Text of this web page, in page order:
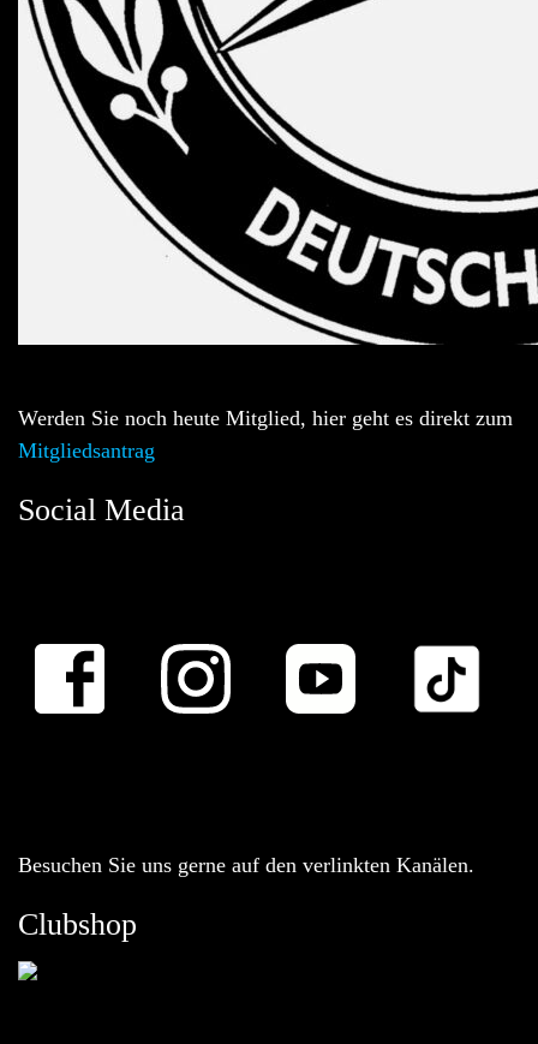
Werden Sie noch heute Mitglied, hier geht es direkt zum
Mitgliedsantrag
Social Media
Besuchen Sie uns gerne auf den verlinkten Kanälen.
Clubshop